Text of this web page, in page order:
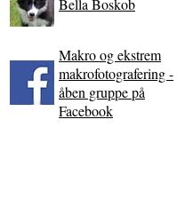
Bella Boskob
Makro og ekstrem
makrofotografering -
åben gruppe på
Facebook